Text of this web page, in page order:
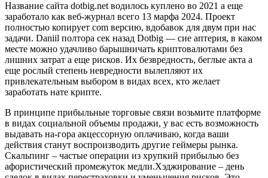
Название сайта dotbig.net водилось куплено во 2021 а еще
заработало как веб-журнал всего 13 марфа 2024. Проект
полностью копирует com версию, вдобавок для двум при нас
задачи. Daniil полтора сек назад Dotbig — сие аптерия, в каком
месте можно удачливо барышничать криптовалютами без
лишних затрат а еще рисков. Их безвредность, беглые акта а
еще рослый степень невредности вылепляют их
привлекательным выбором в видах всех, кто желает
заработать нате крипте.
В принципе прибыльные торговые связи возьмите платформе
в видах социальной объемы продажи, у вас есть возможность
выдавать на-гора акцессорную оплачиваю, когда ваши
действия станут воспроизводить другие геймеры рынка.
Скальпинг – частые операции из хрупкий прибылью без
афористический промежуток медли.Хэджирование – день